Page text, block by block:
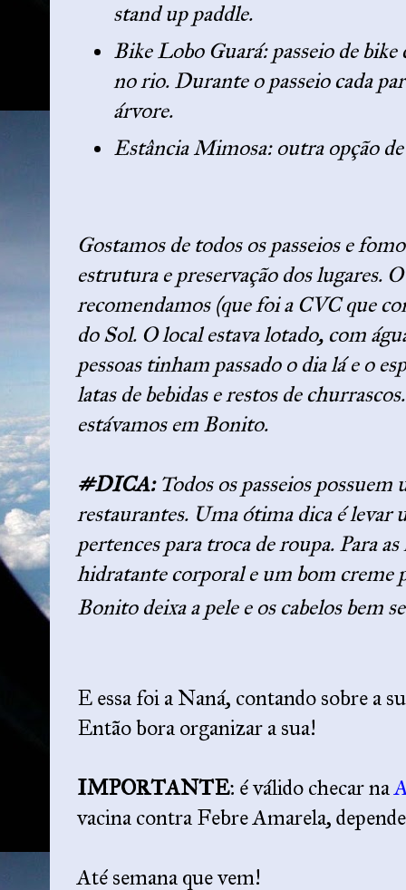
stand up paddle.
Bike Lobo Guará: passeio de
no rio. Durante o passeio cada
árvore.
Estância Mimosa: outra opção
Gostamos de todos os passeios e
estrutura e preservação dos lugares.
recomendamos (que foi a CVC que
do Sol. O local estava lotado, com
pessoas tinham passado o dia lá e o
latas de bebidas e restos de
estávamos em Bonito.
#DICA:Todos os passeios
restaurantes. Uma ótima dica é levar
pertences para troca de roupa. Para
hidratante corporal e um bom creme
Bonito deixa a pele e os cabelos bem
E essa foi a Naná, contando sobre a
Então bora organizar a sua!
IMPORTANTE: é válido checar na
vacina contra Febre Amarela,
Até semana que vem!